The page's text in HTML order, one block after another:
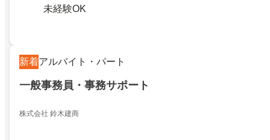
未経験OK
新着アルバイト・パート
一般事務員・事務サポート
株式会社 鈴木建商